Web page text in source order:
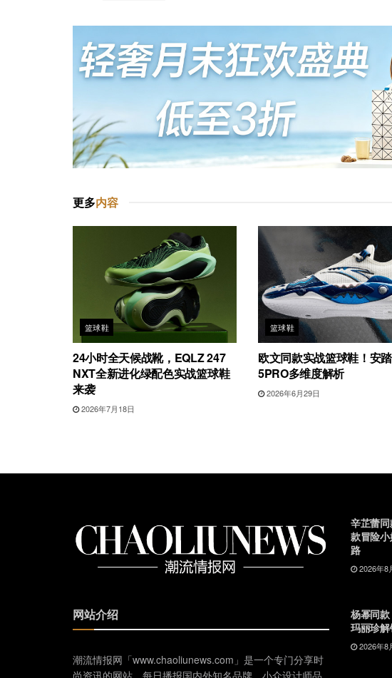
更多内容
篮球鞋
24小时全天候战靴，EQLZ 247
NXT全新进化绿配色实战篮球鞋
来袭
2026年7月18日
篮球鞋
欧文同款实战篮球鞋！安
5PRO多维度解析
2026年6月29日
网站介绍
潮流情报网「www.chaoliunews.com」是一个专门分享时
辛芷蕾
款冒险
路
2026年8
杨幂同
玛丽珍
2026年8